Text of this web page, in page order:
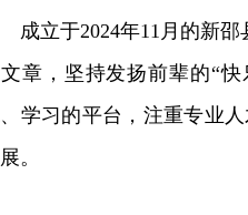
成立于2024年11月的新
章，坚持发扬前辈的“
学习的平台，注重专业
。